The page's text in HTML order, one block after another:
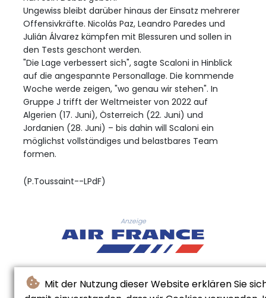
Mit der Nutzung dieser Website erklären Sie
Ungewiss bleibt darüber hinaus der Einsatz mehrerer
Offensivkräfte. Nicolás Paz, Leandro Paredes und
Julián Álvarez kämpfen mit Blessuren und sollen in
den Tests geschont werden.
"Die Lage verbessert sich", sagte Scaloni in Hinblick
auf die angespannte Personallage. Die kommende
Woche werde zeigen, "wo genau wir stehen". In
Gruppe J trifft der Weltmeister von 2022 auf
Algerien (17. Juni), Österreich (22. Juni) und
Jordanien (28. Juni) – bis dahin will Scaloni ein
möglichst vollständiges und belastbares Team
formen.
(P.Toussaint--LPdF)
Anzeige